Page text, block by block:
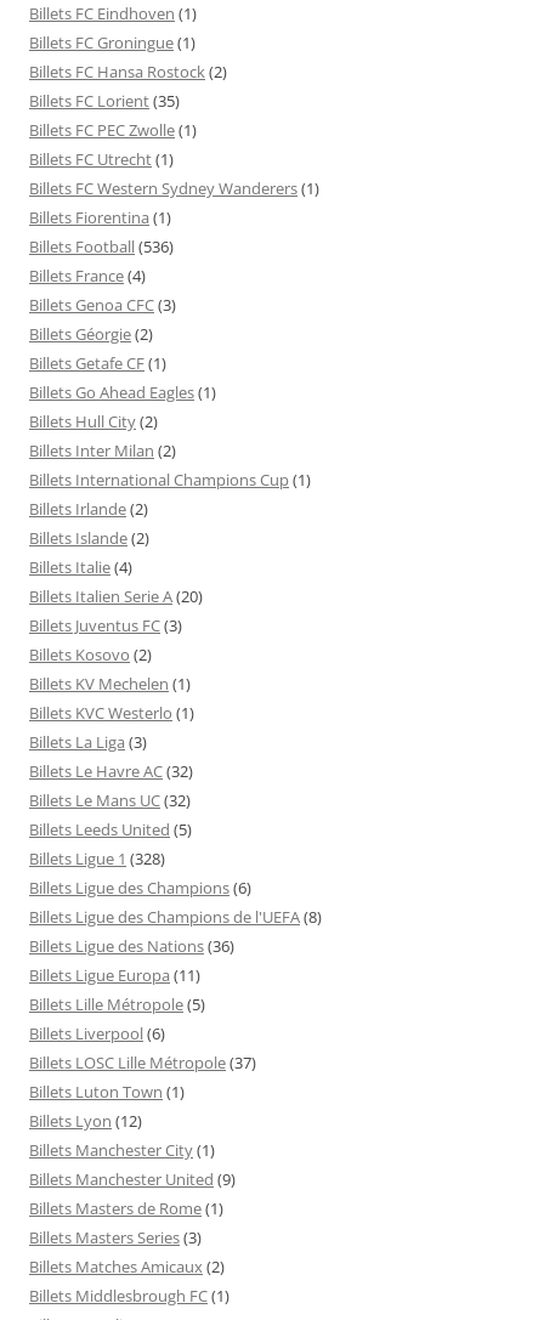
Billets FC Eindhoven (1)
Billets FC Groningue(1)
Billets FC Hansa Rostock(2)
Billets FC Lorient(35)
Billets FC PEC Zwolle(1)
Billets FC Utrecht(1)
Billets FC Western Sydney Wanderers(1)
Billets Fiorentina (1)
Billets Football(536)
Billets France(4)
Billets Genoa CFC(3)
Billets Géorgie(2)
Billets Getafe CF(1)
Billets Go Ahead Eagles(1)
Billets Hull City(2)
Billets Inter Milan (2)
Billets International Champions Cup(1)
Billets Irlande(2)
Billets Islande(2)
Billets Italie(4)
Billets Italien Serie A(20)
Billets Juventus FC(3)
Billets Kosovo (2)
Billets KV Mechelen (1)
Billets KVC Westerlo (1)
Billets La Liga (3)
Billets Le Havre AC(32)
Billets Le Mans UC(32)
Billets Leeds United (5)
Billets Ligue 1 (328)
Billets Ligue des Champions(6)
Billets Ligue des Champions de l'UEFA(8)
Billets Ligue des Nations(36)
Billets Ligue Europa (11)
Billets Lille Métropole(5)
Billets Liverpool(6)
Billets LOSC Lille Métropole(37)
Billets Luton Town (1)
Billets Lyon (12)
Billets Manchester City(1)
Billets Manchester United (9)
Billets Masters de Rome(1)
Billets Masters Series(3)
Billets Matches Amicaux(2)
Billets Middlesbrough FC(1)